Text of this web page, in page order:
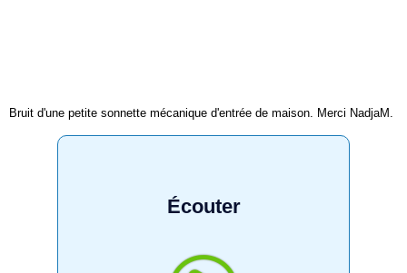
Bruit d'une petite sonnette mécanique d'entrée de maison. Merci NadjaM.
Écouter